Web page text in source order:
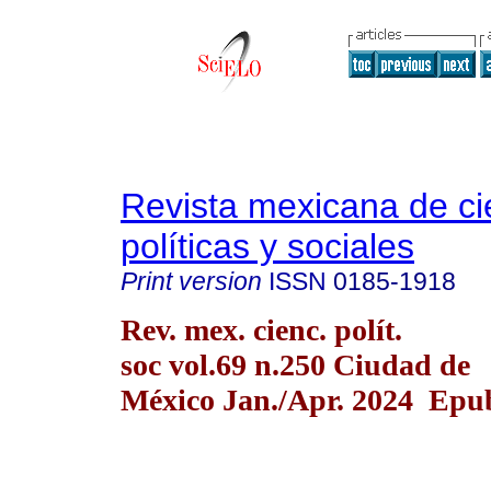
Revista mexicana de
políticas y sociales
Print version ISSN 0185-1918
Rev. mex. cienc. polít.
soc vol.69 n.250 Ciudad de
México Jan./Apr. 2024